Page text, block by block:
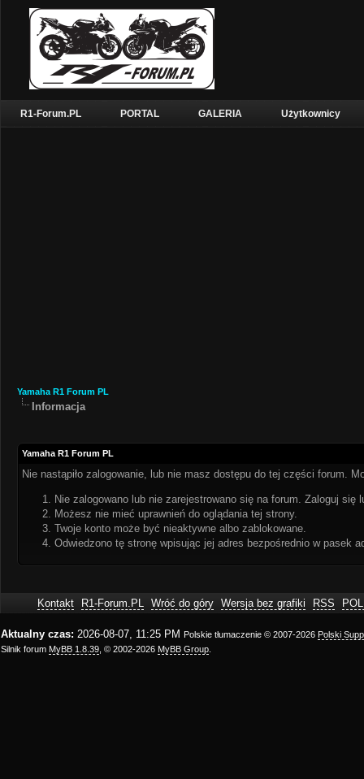
R1-Forum.PL PORTAL GALERIA Użytkownicy
Yamaha R1 Forum PL
Informacja
Yamaha R1 Forum PL
Nie nastąpiło zalogowanie, lub nie masz dostępu do tej części forum.
Nie zalogowano lub nie zarejestrowano się na forum. Zaloguj się
Możesz nie mieć uprawnień do oglądania tej strony.
Twoje konto może być nieaktywne albo zablokowane.
Odwiedzono tę stronę wpisując jej adres bezpośrednio w pasek
Kontakt R1-Forum.PL Wróć do góry Wersja bez grafiki RSS
Aktualny czas: 2026-08-07, 11:25 PM Polskie tłumaczenie © 2007-2026 Polski
Silnik forum MyBB 1.8.39 , © 2002-2026 MyBB Group